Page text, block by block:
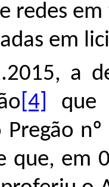
redes
em
a
[4]
que
Pregão
que, em